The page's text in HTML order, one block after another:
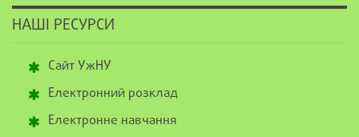
НАШІ РЕСУРСИ
Сайт УжНУ
Електронний розклад
Електронне навчання